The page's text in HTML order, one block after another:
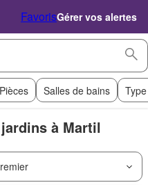
FavorisGérer vos alertes
Pièces Salles de bains
à Martil